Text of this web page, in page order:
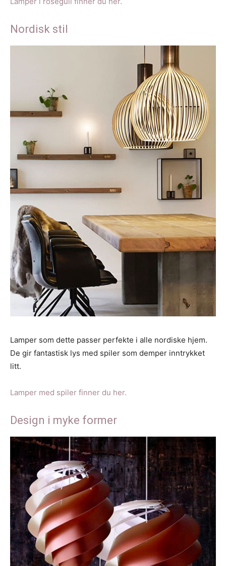
Nordisk stil
Lamper som dette passer perfekte i alle nordiske hjem.
De gir fantastisk lys med spiler som demper inntrykket
litt.
Lamper med spiler finner du her.
Design i myke former